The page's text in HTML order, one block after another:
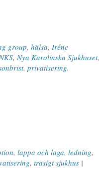
group, hälsa, Iréne
, Nya Karolinska Sjukhuset,
, privatisering,
, lappa och laga, ledning,
, trasigt sjukhus |